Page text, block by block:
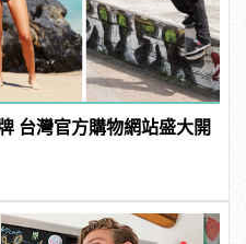
台灣官方購物網站盛大開